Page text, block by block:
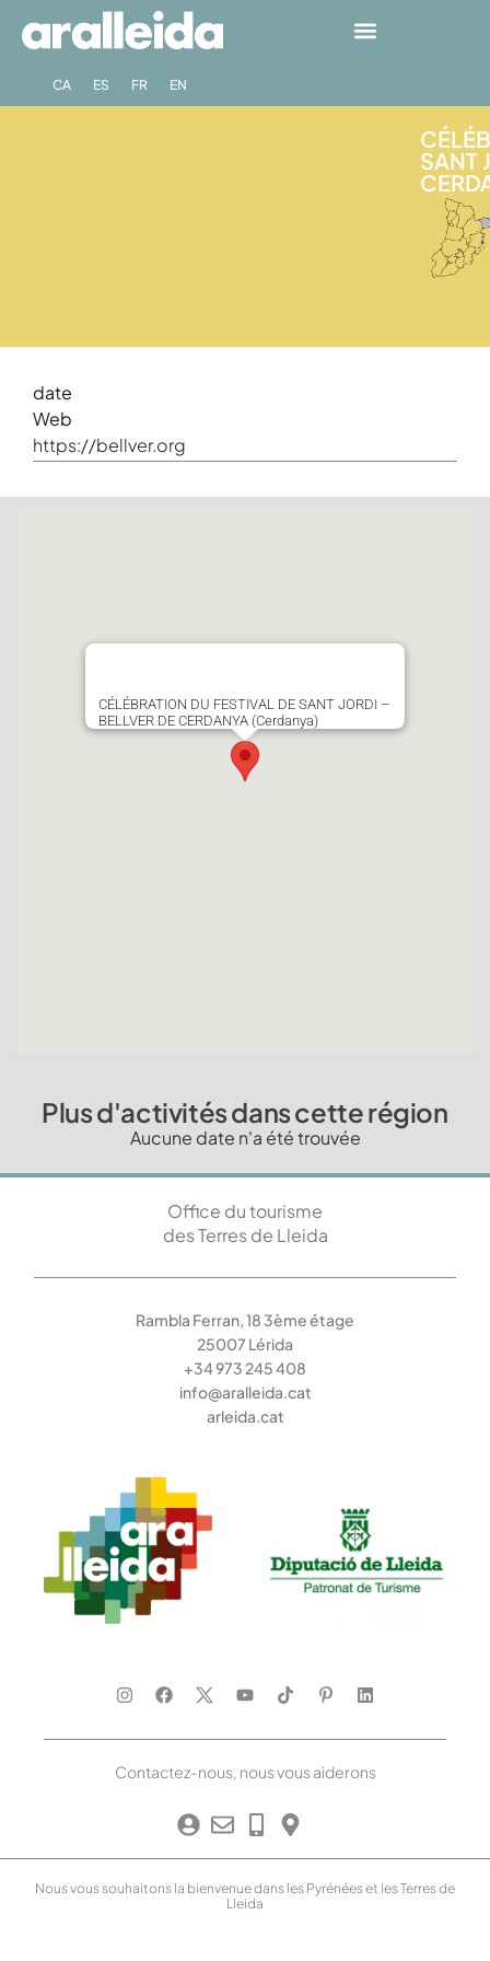
CA ES FR EN
SANT
date
Web
https://bellver.org
CÉLÉBRATION DU FESTIVAL DE SANT JORDI –
BELLVER DE CERDANYA (Cerdanya)
Plus d'activités dans cette région
Aucune date n'a été trouvée
Office du tourisme
des Terres de Lleida
Rambla Ferran, 18 3ème étage
25007 Lérida
+34 973 245 408
info@aralleida.cat
arleida.cat
Contactez-nous, nous vous aiderons
Nous vous souhaitons la bienvenue dans les Pyrénées et les Terres de
Lleida